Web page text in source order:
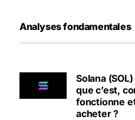
Analyses fondamentales
Solana
que c’est,
fonctionne
acheter ?